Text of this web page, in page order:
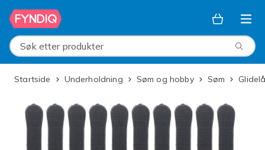
Hopp til hovedinnhold
Søk etter produkter
Startside Underholdning Søm og hobby Søm